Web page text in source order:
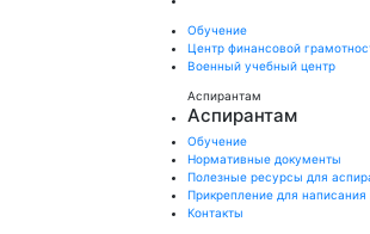
Обучение
Центр финансовой
Военный учебный центр
Аспирантам
Аспирантам
Обучение
Нормативные документы
Полезные ресурсы для
Прикрепление для написания
Контакты